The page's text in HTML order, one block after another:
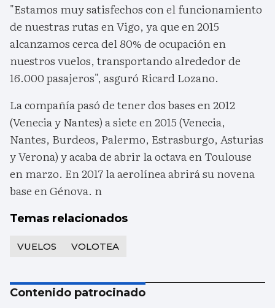
"Estamos muy satisfechos con el funcionamiento
de nuestras rutas en Vigo, ya que en 2015
alcanzamos cerca del 80% de ocupación en
nuestros vuelos, transportando alrededor de
16.000 pasajeros", asguró Ricard Lozano.
La compañía pasó de tener dos bases en 2012
(Venecia y Nantes) a siete en 2015 (Venecia,
Nantes, Burdeos, Palermo, Estrasburgo, Asturias
y Verona) y acaba de abrir la octava en Toulouse
en marzo. En 2017 la aerolínea abrirá su novena
base en Génova. n
Temas relacionados
VUELOS VOLOTEA
Contenido patrocinado